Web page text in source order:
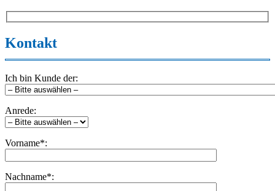
Kontakt
Ich bin Kunde der:
Anrede:
Vorname*:
Nachname*: